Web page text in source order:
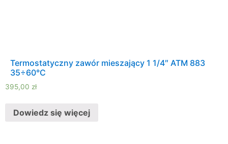
Termostatyczny zawór mieszający 1 1/4″ ATM 883
35÷60°C
395,00 zł
Dowiedz się więcej